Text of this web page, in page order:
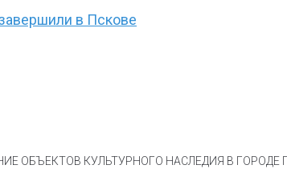
в Пскове
ОБЪЕКТОВ КУЛЬТУРНОГО НАСЛЕДИЯ В ГОРОДЕ